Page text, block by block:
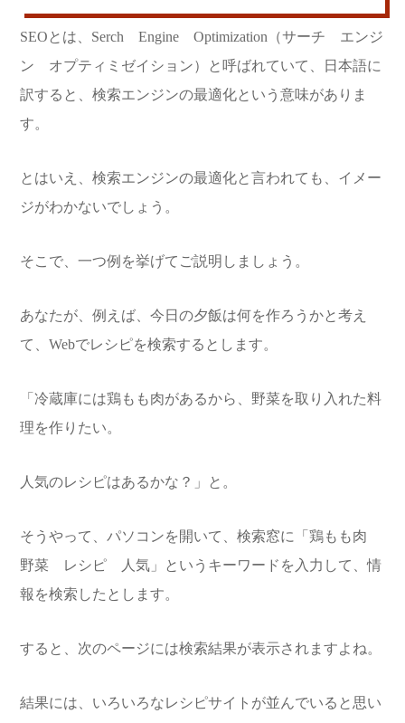
SEOとは、Serch Engine Optimization（サーチ エンジ
ン オプティミゼイション）と呼ばれていて、日本語に
訳すると、検索エンジンの最適化という意味がありま
す。
とはいえ、検索エンジンの最適化と言われても、イメー
ジがわかないでしょう。
そこで、一つ例を挙げてご説明しましょう。
あなたが、例えば、今日の夕飯は何を作ろうかと考え
て、Webでレシピを検索するとします。
「冷蔵庫には鶏もも肉があるから、野菜を取り入れた料
理を作りたい。
人気のレシピはあるかな？」と。
そうやって、パソコンを開いて、検索窓に「鶏もも肉
野菜 レシピ 人気」というキーワードを入力して、情
報を検索したとします。
すると、次のページには検索結果が表示されますよね。
結果には、いろいろなレシピサイトが並んでいると思い